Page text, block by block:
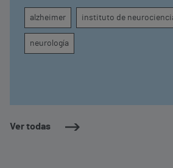
Ver todas
seguimiento clínico de cada
alzheimer instituto de
neurología